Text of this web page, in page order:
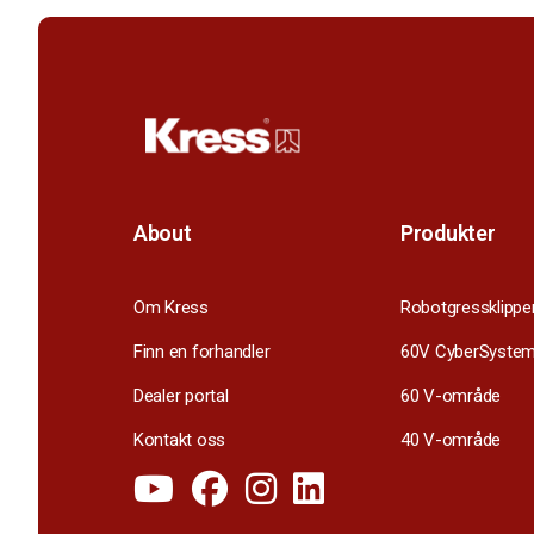
About
Om Kress
Finn en forhandler
Dealer portal
Kontakt oss
Produkter
60V CyberSystem
60 V-område
40 V-område